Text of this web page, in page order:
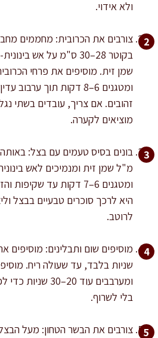
ולא אידוי.
צורבים את הכרובית: מחממים
שמן זית. מוסיפים את פרחי
ומטגנים 6–8 דקות תוך
זהובים. אם צריך, עובדים בשתי
מוציאים לקערה.
מ"ל שמן זית ומנמיכים לאש
ומטגנים 6–7 דקות עד
היא לרכך סוכרים טבעיים בבצל
לרוטב.
שניות בלבד, עד שעולה ריח.
ומערבבים עוד
בלי לשרוף.
צורבים את הבשר הטחון: מעל